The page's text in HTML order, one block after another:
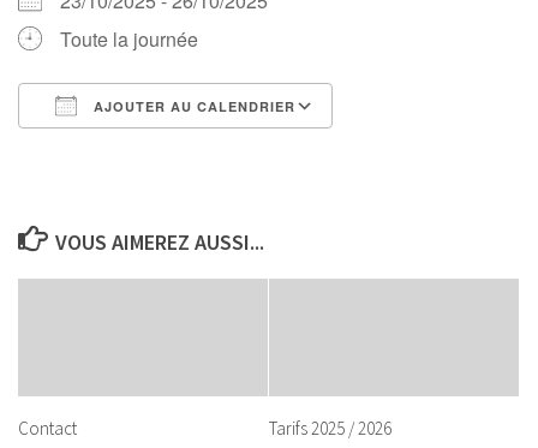
Toute la journée
AJOUTER AU CALENDRIER
VOUS AIMEREZ AUSSI...
Contact Tarifs 2025 / 2026